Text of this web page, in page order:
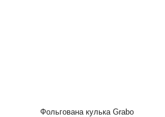
Фольгована кулька Grabo